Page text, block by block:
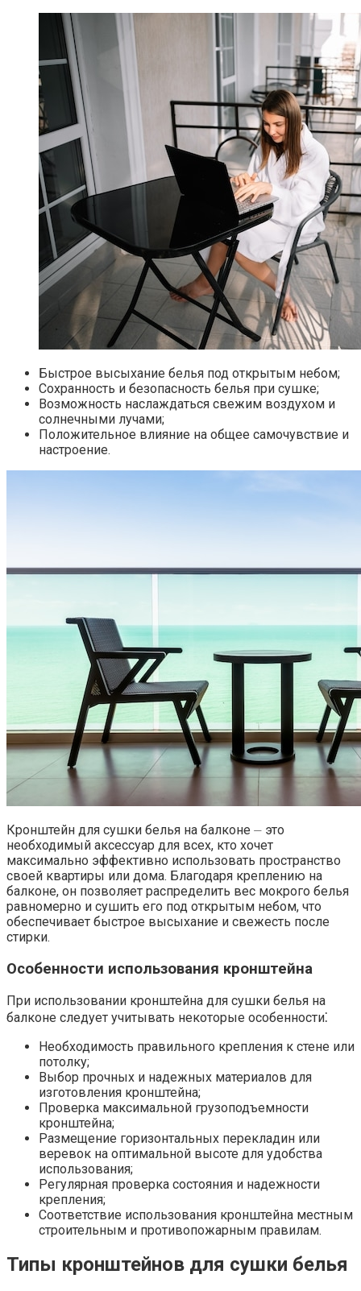
Быстрое высыхание белья под открытым небом;
Сохранность и безопасность белья при сушке;
Возможность наслаждаться свежим воздухом и
солнечными лучами;
Положительное влияние на общее самочувствие и
настроение.​
Кронштейн для сушки белья на балконе ⏤ это
необходимый аксессуар для всех, кто хочет
максимально эффективно использовать пространство
своей квартиры или дома.​ Благодаря креплению на
балконе, он позволяет распределить вес мокрого белья
равномерно и сушить его под открытым небом, что
обеспечивает быстрое высыхание и свежесть после
стирки.​
Особенности использования кронштейна
При использовании кронштейна для сушки белья на
балконе следует учитывать некоторые особенности⁚
Необходимость правильного крепления к стене или
потолку;
Выбор прочных и надежных материалов для
изготовления кронштейна;
Проверка максимальной грузоподъемности
кронштейна;
Размещение горизонтальных перекладин или
веревок на оптимальной высоте для удобства
использования;
Регулярная проверка состояния и надежности
крепления;
Соответствие использования кронштейна местным
строительным и противопожарным правилам.
Типы кронштейнов для сушки белья